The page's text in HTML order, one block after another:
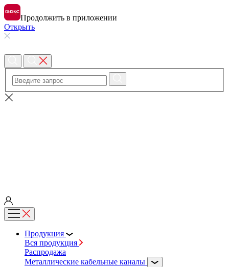
Продолжить в приложении
Открыть
Продукция
Вся продукция
Распродажа
Металлические кабельные каналы